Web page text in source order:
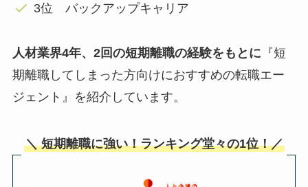
3位 バックアップキャリア
人材業界4年、2回の短期離職の経験をもとに 『短
期離職してしまった方向けにおすすめの転職エー
ジェント』を紹介しています。
＼ 短期離職に強い！ランキング堂々の1位！／